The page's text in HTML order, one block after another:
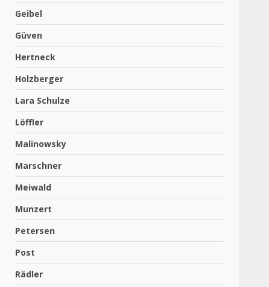
Geibel
Güven
Hertneck
Holzberger
Lara Schulze
Löffler
Malinowsky
Marschner
Meiwald
Munzert
Petersen
Post
Rädler